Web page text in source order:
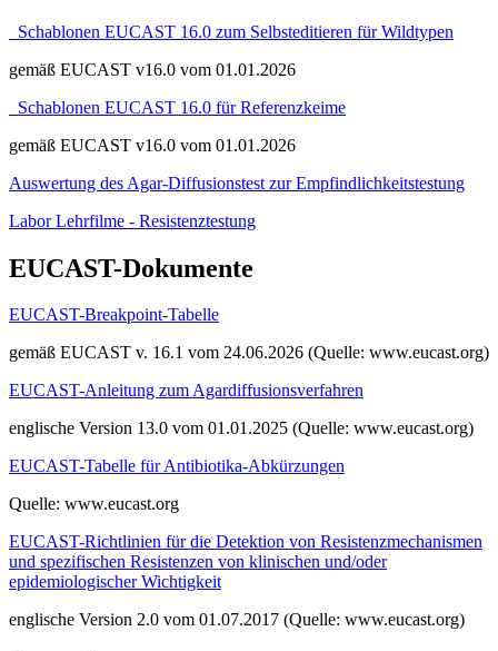
Schablonen EUCAST 16.0 zum Selbsteditieren für Wildtypen
gemäß EUCAST v16.0 vom 01.01.2026
Schablonen EUCAST 16.0 für Referenzkeime
gemäß EUCAST v16.0 vom 01.01.2026
Auswertung des Agar-Diffusionstest zur Empfindlichkeitstestung
Labor Lehrfilme - Resistenztestung
EUCAST-Dokumente
EUCAST-Breakpoint-Tabelle
gemäß EUCAST v. 16.1 vom 24.06.2026 (Quelle: www.eucast.org)
EUCAST-Anleitung zum Agardiffusionsverfahren
englische Version 13.0 vom 01.01.2025 (Quelle: www.eucast.org)
EUCAST-Tabelle für Antibiotika-Abkürzungen
Quelle: www.eucast.org
EUCAST-Richtlinien für die Detektion von Resistenzmechanismen
und spezifischen Resistenzen von klinischen und/oder
epidemiologischer Wichtigkeit
englische Version 2.0 vom 01.07.2017 (Quelle: www.eucast.org)